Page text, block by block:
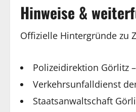
Hinweise &
Offizielle Hintergründe zu
Polizeidirektion Görlitz
Verkehrsunfalldienst
Staatsanwaltschaft